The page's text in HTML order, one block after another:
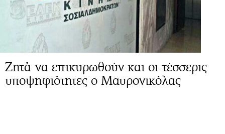
Ζητά να επικυρωθούν και οι τέσσερις
υποψηφιότητες ο Μαυρονικόλας